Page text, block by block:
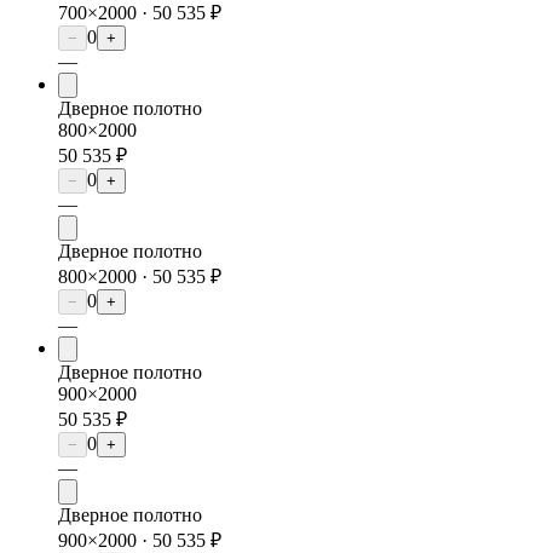
700×2000 · 50 535 ₽
− 0 +
—
Дверное полотно
800×2000
50 535 ₽
− 0 +
—
Дверное полотно
800×2000 · 50 535 ₽
− 0 +
—
Дверное полотно
900×2000
50 535 ₽
− 0 +
—
Дверное полотно
900×2000 · 50 535 ₽